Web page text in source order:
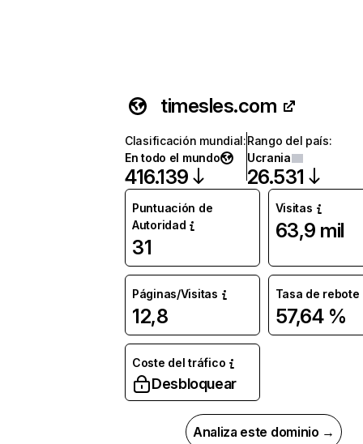
timesles.com
Clasificación mundial:
En todo el mundo
416.139
Rango del país:
Ucrania
26.531
Puntuación de
Autoridad
31
Visitas
63,9 mil
Páginas/Visitas
12,8
Tasa de rebote
57,64 %
Coste del tráfico
Desbloquear
Analiza este dominio →